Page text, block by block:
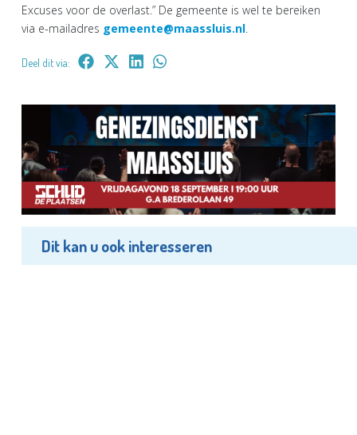
Excuses voor de overlast.” De gemeente is wel te bereiken
via e-mailadres gemeente@maassluis.nl
Deel dit via:
Dit kan u ook interesseren